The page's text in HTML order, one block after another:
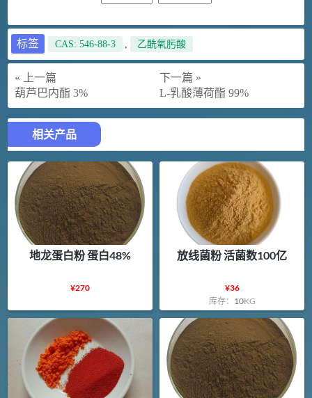
标签 CAS: 546-88-3 , 乙酰氧肟酸
« 上一篇
葫芦巴内酯 3%
下一篇 »
L-乳酸薄荷酯 99%
相关产品
地龙蛋白粉 蛋白48%
¥270
放线菌粉 活菌数100亿
¥36
库存： 10KG